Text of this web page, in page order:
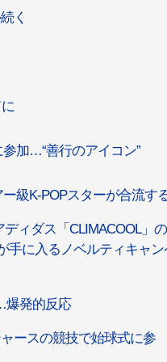
く
参加…“善行のアイコン”
級K-POPスターが合流す
ィダス「CLIMACOOL」
手に入るノベルティキャン
爆発的反応
ースの競技で始球式に参